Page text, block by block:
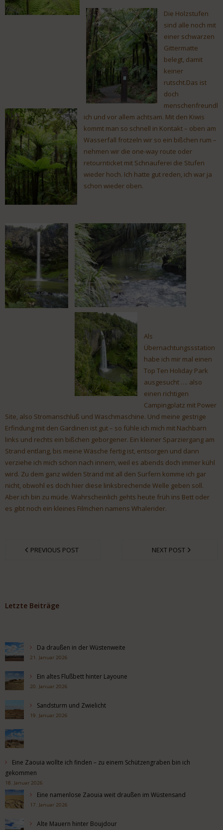
Die Holzstufen
sind alle noch mit
einer schwarzen
Gittermatte
belegt, damit
keiner
rutscht.Das ist
doch
menschenfreundl
ich und vor allem achtsam. Mit den Kiwis
kommt man so schnell in Kontakt – oben am
Wasserfall frotzeln wir so ein bißchen rum –
nehmen wir die one-way route oder
retournticket mit Schnauferei die Stufen
wieder hoch. Ich hatte gut reden, ich war ja
schon wieder oben.
Als
Übernachtungssstation
habe ich mir mal einen
Top Ten Holiday Park
ausgesucht …. also
einen richtigen
Campingplatz mit Power
Site, also Stromanschluß und Waschmaschine. Und meine gestrige
Erfindung mit den Gardinen ist gut – so fühle ich mich mit Nachbarn
links und rechts ein bißchen geborgener. Ein kleiner Sparziergang am
Strand entlang, bis meine Wäsche fertig ist, entsorgen und dann
verziehe ich mich schon nach innern, weil es abends doch immer kühl
wird. Zu dem ganz wilden Strand mit all den Surfern komme ich gar
nicht, obwohl es doch hier diese linksbrechende Welle geben soll.
Aber ich bin zu müde. Wahrscheinlich gehts heute früh ins Bett oder
es gibt noch ein kleines Filmchen namens Whalerider.
PREVIOUS POST NEXT POST
Letzte Beiträge
Da draußen in der Wüstenweite
21. Januar 2026
Ein altes Flußbett hinter Layoune
20. Januar 2026
Sandsturm und Zwielicht
19. Januar 2026
Eine Zaouia wollte ich finden – zu einem Schützengraben bin ich
gekommen
18. Januar 2026
Eine namenlose Zaouia weit draußen im Wüstensand
17. Januar 2026
Alte Mauern hinter Boujdour